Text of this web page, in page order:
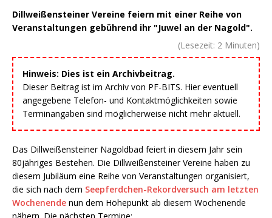
Dillweißensteiner Vereine feiern mit einer Reihe von
Veranstaltungen gebührend ihr "Juwel an der Nagold".
(Lesezeit: 2 Minuten)
Hinweis: Dies ist ein Archivbeitrag.
Dieser Beitrag ist im Archiv von PF-BITS. Hier eventuell
angegebene Telefon- und Kontaktmöglichkeiten sowie
Terminangaben sind möglicherweise nicht mehr aktuell.
Das Dillweißensteiner Nagoldbad feiert in diesem Jahr sein
80jähriges Bestehen. Die Dillweißensteiner Vereine haben zu
diesem Jubiläum eine Reihe von Veranstaltungen organisiert,
die sich nach dem Seepferdchen-Rekordversuch am letzten
Wochenende nun dem Höhepunkt ab diesem Wochenende